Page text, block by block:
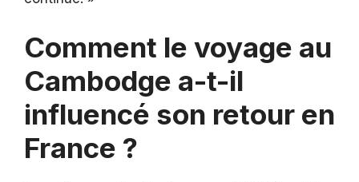
Comment le voyage au
Cambodge a-t-il
influencé son retour en
France ?